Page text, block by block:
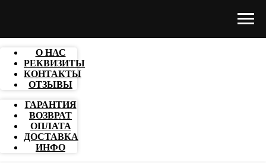
О НАС
РЕКВИЗИТЫ
КОНТАКТЫ
ОТЗЫВЫ
ГАРАНТИЯ
ВОЗВРАТ
ОПЛАТА
ДОСТАВКА
ИНФО